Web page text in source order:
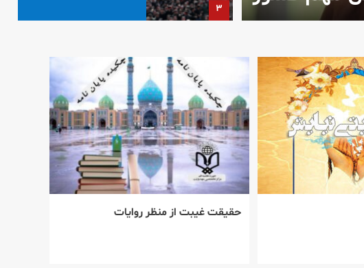
۴
۵
بررسی صفات کوفیان و
آسیب‌شناسی منتظران در
عصر غیبت
۱
پیام رهبر انقلاب درباره
حماسه عظیم بدرقه آقای
شهید ایران و تبیین
مسائل مهم کشورحقيقت غيبت از منظر روايات